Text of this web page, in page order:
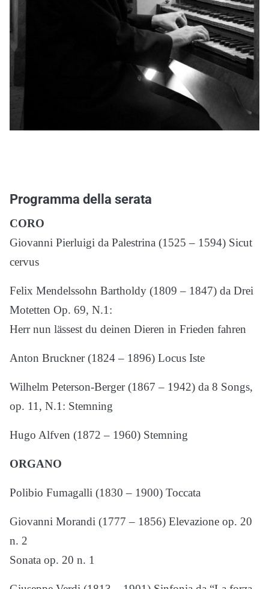
Programma della serata
CORO
Giovanni Pierluigi da Palestrina (1525 – 1594) Sicut
cervus
Felix Mendelssohn Bartholdy (1809 – 1847) da Drei
Motetten Op. 69, N.1:
Herr nun lässest du deinen Dieren in Frieden fahren
Anton Bruckner (1824 – 1896) Locus Iste
Wilhelm Peterson-Berger (1867 – 1942) da 8 Songs,
op. 11, N.1: Stemning
Hugo Alfven (1872 – 1960) Stemning
ORGANO
Polibio Fumagalli (1830 – 1900) Toccata
Giovanni Morandi (1777 – 1856) Elevazione op. 20
n. 2
Sonata op. 20 n. 1